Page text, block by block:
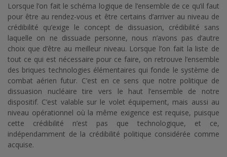
Lorsque l’on fait le schéma logique de l’ensemble de ce qu’il faut
pour être au rendez-vous et être certains d’arriver au niveau de
crédibilité qu’exige le concept de dissuasion, crédibilité sans
laquelle on ne dissuade personne, nous n’avons pas d’autre
choix que d’être au meilleur niveau. Lorsque l’on fait la liste de
tout ce qui est nécessaire pour ce faire, on retrouve l’ensemble
des briques technologies élémentaires qui fonde le système de
combat aérien futur. C’est en ce sens que notre politique de
dissuasion nucléaire tire vers le haut l’ensemble de notre
dispositif. C’est valable sur le volet équipement, mais aussi au
niveau opérationnel où la même exigence est requise, puisque
cette crédibilité n’est pas que technologique, et ce,
indépendamment de la crédibilité politique considérée comme
acquise.